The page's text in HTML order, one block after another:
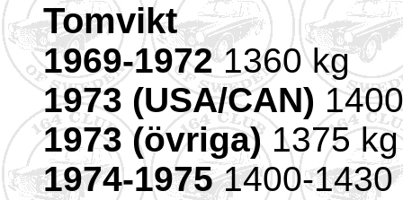
Tomvikt
1969-19721360 kg
1973 (USA/CAN)
1973 (övriga)1375 kg
1974-19751400-1430